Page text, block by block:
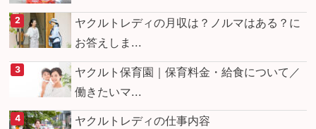
ヤクルトレディの月収は？ノルマはある？に
お答えしま...
ヤクルト保育園｜保育料金・給食について／
働きたいマ...
ヤクルトレディの仕事内容